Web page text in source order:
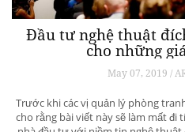
Đầu tư nghệ thuật
cho những
May 07, 2019 /
Trước khi các vị quản lý phòng
cho rằng bài viết này sẽ làm mất đi